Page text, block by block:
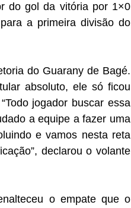
do gol da vitória por 1×0
a primeira divisão do
do Guarany de Bagé.
absoluto, ele só ficou
jogador buscar essa
a equipe a fazer uma
e vamos nesta reta
declarou o volante
o empate que o